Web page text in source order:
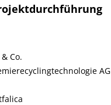
Co.
AG